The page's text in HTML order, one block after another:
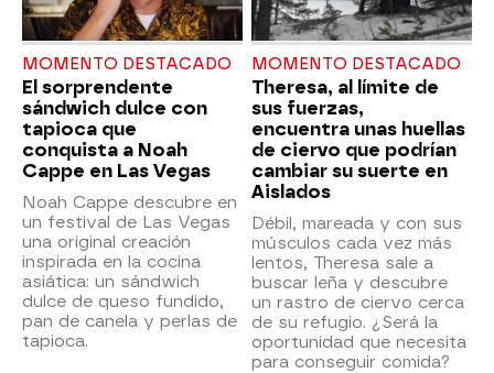
MOMENTO DESTACADO
El sorprendente
sándwich dulce con
tapioca que
conquista a Noah
Cappe en Las Vegas
Noah Cappe descubre en
un festival de Las Vegas
una original creación
inspirada en la cocina
asiática: un sándwich
dulce de queso fundido,
pan de canela y perlas de
tapioca.
MOMENTO DESTACADO
Theresa, al límite de
sus fuerzas,
encuentra unas huellas
de ciervo que podrían
cambiar su suerte en
Aislados
Débil, mareada y con sus
músculos cada vez más
lentos, Theresa sale a
buscar leña y descubre
un rastro de ciervo cerca
de su refugio. ¿Será la
oportunidad que necesita
para conseguir comida?